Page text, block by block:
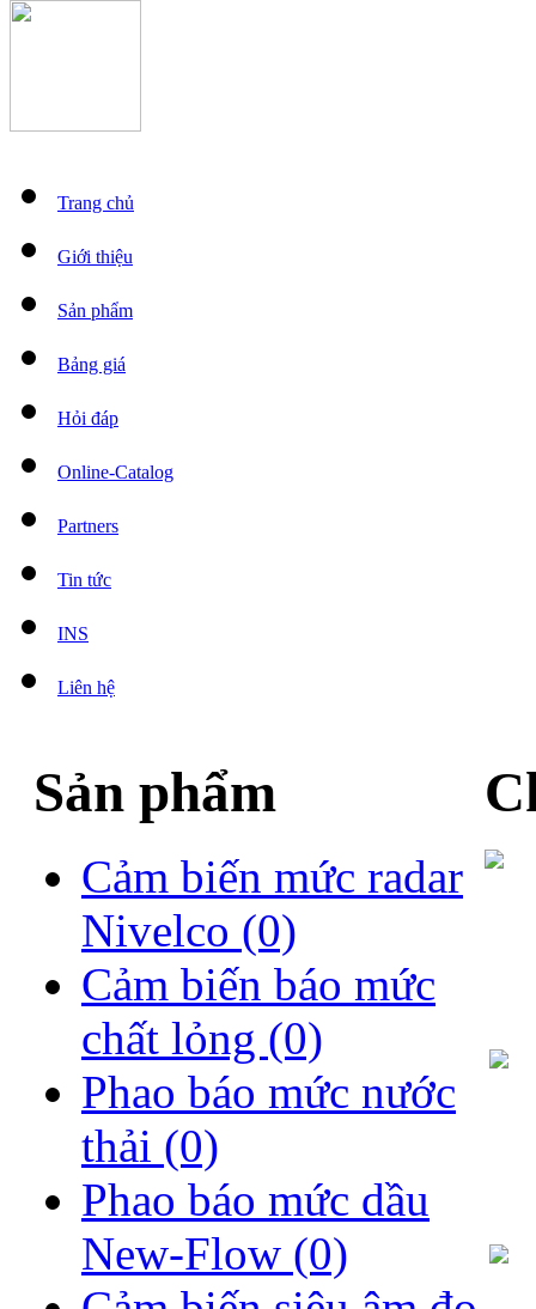
Trang chủ
Giới thiệu
Sản phẩm
Bảng giá
Hỏi đáp
Online-Catalog
Partners
Tin tức
INS
Liên hệ
Sản phẩm
Cảm biến mức radar
Nivelco (0)
Cảm biến báo mức
chất lỏng (0)
Phao báo mức nước
thải (0)
Phao báo mức dầu
New-Flow (0)